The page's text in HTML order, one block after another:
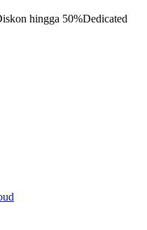
hingga 50%Dedicated